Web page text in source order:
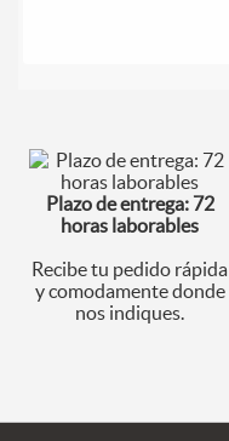
Plazo de entrega: 72
horas laborables
Recibe tu pedido rápida
y comodamente donde
nos indiques.